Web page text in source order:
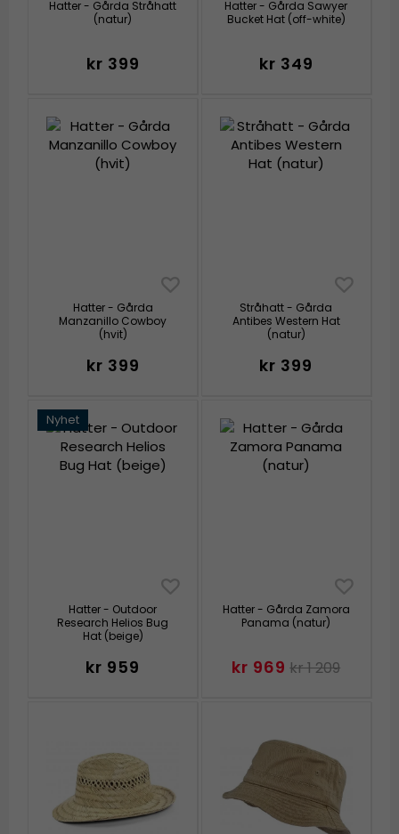
Hatter - Gårda Stråhatt
(natur)
kr 399
Hatter - Gårda Sawyer
Bucket Hat (off-white)
kr 349
Hatter - Gårda
Manzanillo Cowboy
(hvit)
kr 399
Stråhatt - Gårda
Antibes Western Hat
(natur)
kr 399
Nyhet
Hatter - Outdoor
Research Helios Bug
Hat (beige)
kr 959
Hatter - Gårda Zamora
Panama (natur)
kr 969 kr 1 209